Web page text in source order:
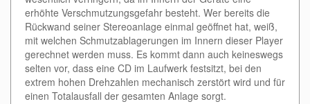
erhöhte Verschmutzungsgefahr besteht. Wer bereits die
Rückwand seiner Stereoanlage einmal geöffnet hat, weiß,
mit welchen Schmutzablagerungen im Innern dieser Player
gerechnet werden muss. Es kommt dann auch keineswegs
selten vor, dass eine CD im Laufwerk festsitzt, bei den
extrem hohen Drehzahlen mechanisch zerstört wird und für
einen Totalausfall der gesamten Anlage sorgt.